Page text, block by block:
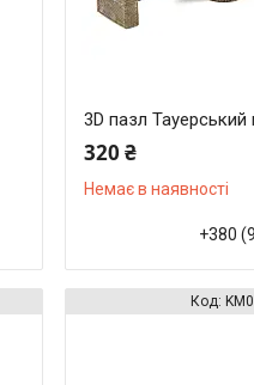
3D пазл Тауерський
320 ₴
Немає в наявності
+380